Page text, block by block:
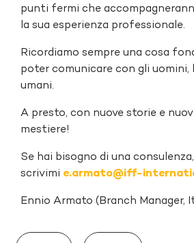
punti fermi che
la sua esperienza professionale.
Ricordiamo sempre una cosa
poter comunicare con gli uomini,
umani.
A presto, con nuove storie e
mestiere!
Se hai bisogno di una consulenza,
scrivimi e.armato@iff-
Ennio Armato (Branch Manager,